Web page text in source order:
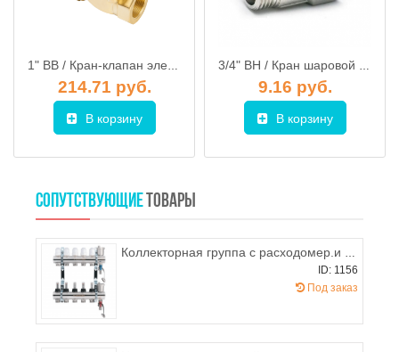
214.71 руб.
В корзину
9.16 руб.
В корзину
СОПУТСТВУЮЩИЕ ТОВАРЫ
ID: 1156
Под заказ